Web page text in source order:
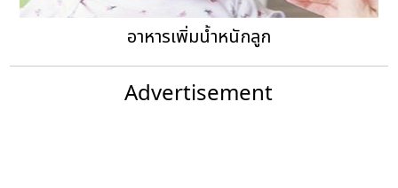
อาหารเพิ่มน้ำหนักลูก
Advertisement